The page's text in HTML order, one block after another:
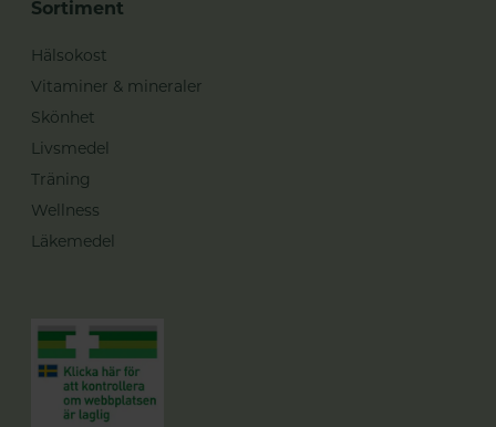
Sortiment
Hälsokost
Vitaminer & mineraler
Skönhet
Livsmedel
Träning
Wellness
Läkemedel